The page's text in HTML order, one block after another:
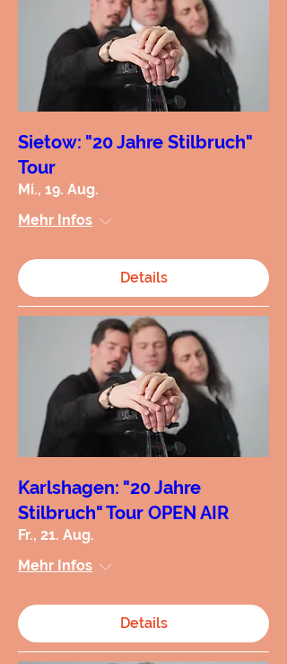
Sietow: "20 Jahre Stilbruch"
Tour
Mi., 19. Aug.
Mehr Infos
Details
Karlshagen: "20 Jahre
Stilbruch" Tour OPEN AIR
Fr., 21. Aug.
Mehr Infos
Details